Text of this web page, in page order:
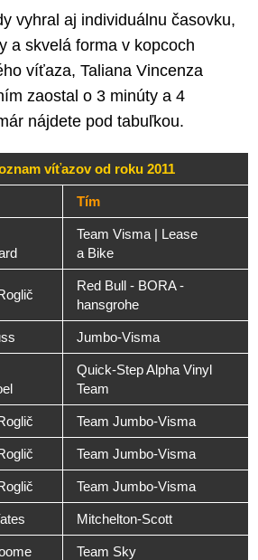
vyhral aj individuálnu časovku,
a skvelá forma v kopcoch
víťaza, Taliana Vincenza
zaostal o 3 minúty a 4
nájdete pod tabuľkou.
víťazov od roku 2011
Tím
Team Visma | Lease
a Bike
Red Bull - BORA -
hansgrohe
Jumbo-Visma
Quick-Step Alpha Vinyl
Team
Team Jumbo-Visma
Team Jumbo-Visma
Team Jumbo-Visma
Mitchelton-Scott
Team Sky